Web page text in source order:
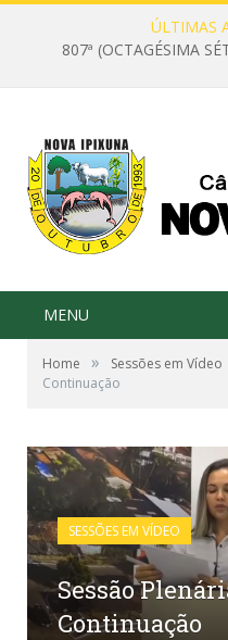
ÚLTIMAS
807ª (OCTAGÉSIMA
MENU
Home » Sessões em Vídeo
Continuação
SESSÕES EM VÍDEO
Sessão
Continuação